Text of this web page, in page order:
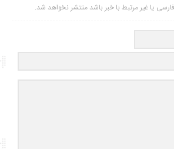
فارسی یا غیر مرتبط با خبر باشد منتشر نخواهد شد.